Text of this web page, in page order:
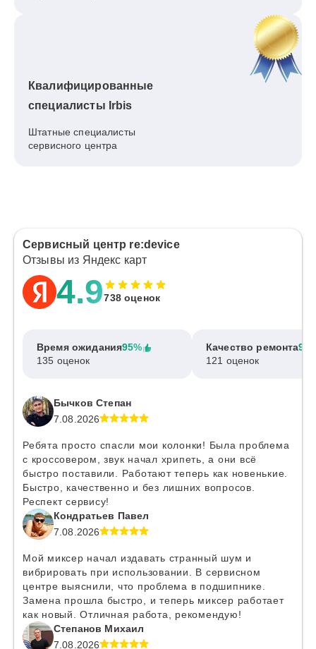
Квалифицированные
специалисты Irbis
Штатные специалисты
сервисного центра
Сервисный центр re:device
Отзывы из Яндекс карт
4.9738 оценок
Время ожидания95%
135 оценок
Качество ремонта
121 оценок
Бычков Степан
7.08.2026
Ребята просто спасли мои колонки! Была проблема
с кроссовером, звук начал хрипеть, а они всё
быстро поставили. Работают теперь как новенькие.
Быстро, качественно и без лишних вопросов.
Респект сервису!
Кондратьев Павел
7.08.2026
Мой миксер начал издавать странный шум и
вибрировать при использовании. В сервисном
центре выяснили, что проблема в подшипнике.
Замена прошла быстро, и теперь миксер работает
как новый. Отличная работа, рекомендую!
Степанов Михаил
7.08.2026